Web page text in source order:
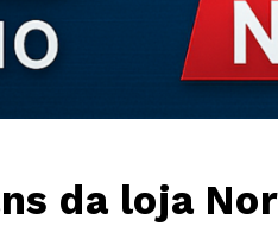
da loja